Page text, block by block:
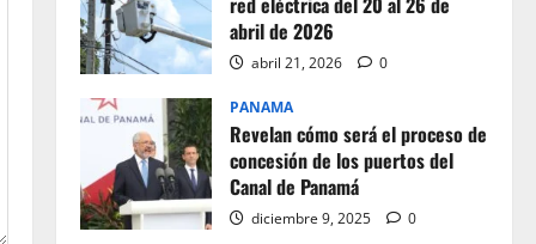
abril de 2026
abril 21, 2026 0
PANAMA
Revelan cómo será el proceso de
concesión de los puertos del
Canal de Panamá
diciembre 9, 2025 0